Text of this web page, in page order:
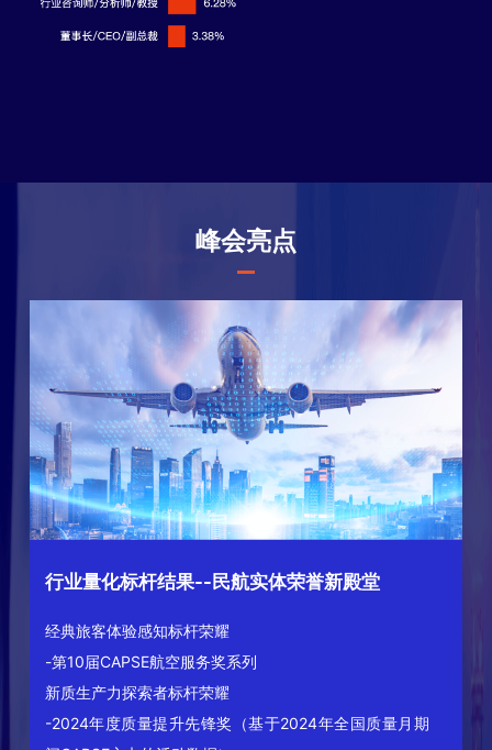
峰会亮点
行业量化标杆结果--民航实体荣誉新殿堂
经典旅客体验感知标杆荣耀
-第10届CAPSE航空服务奖系列
新质生产力探索者标杆荣耀
-2024年度质量提升先锋奖（基于2024年全国质量月期